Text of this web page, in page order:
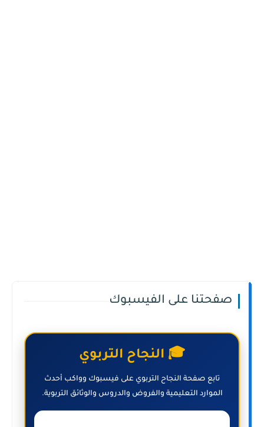
صفحتنا على الفيسبوك
🎓 النجاح التربوي
تابع صفحة النجاح التربوي على فيسبوك وواكب أحدث
الموارد التعليمية والفروض والدروس والوثائق التربوية.